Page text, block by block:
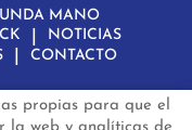
propias para que el
MANO
NOTICIAS
CONTACTO
de Datos
de Cookies